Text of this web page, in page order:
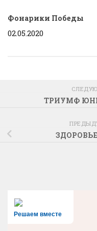
Фонарики Победы
02.05.2020
ТРИУМФ
Решаем вместе